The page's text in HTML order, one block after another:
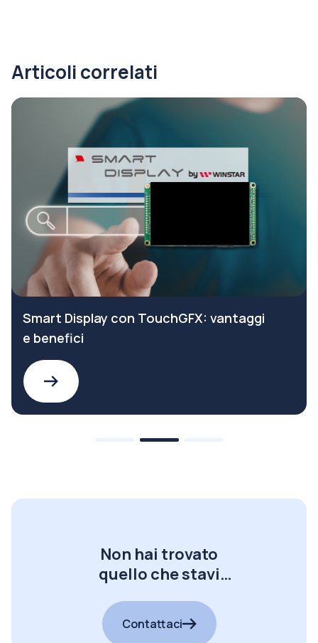
Articoli correlati
Smart Display con TouchGFX: vantaggi
e benefici
Non hai trovato
quello che stavi
Contattaci